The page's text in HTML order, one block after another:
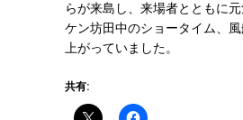
らが来島し、来場者とともに
ケン坊田中のショータイム、
上がっていました。
共有: